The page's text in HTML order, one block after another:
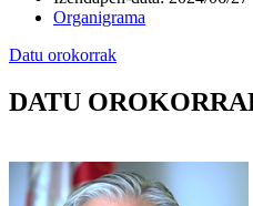
Organigrama
Datu orokorrak
DATU